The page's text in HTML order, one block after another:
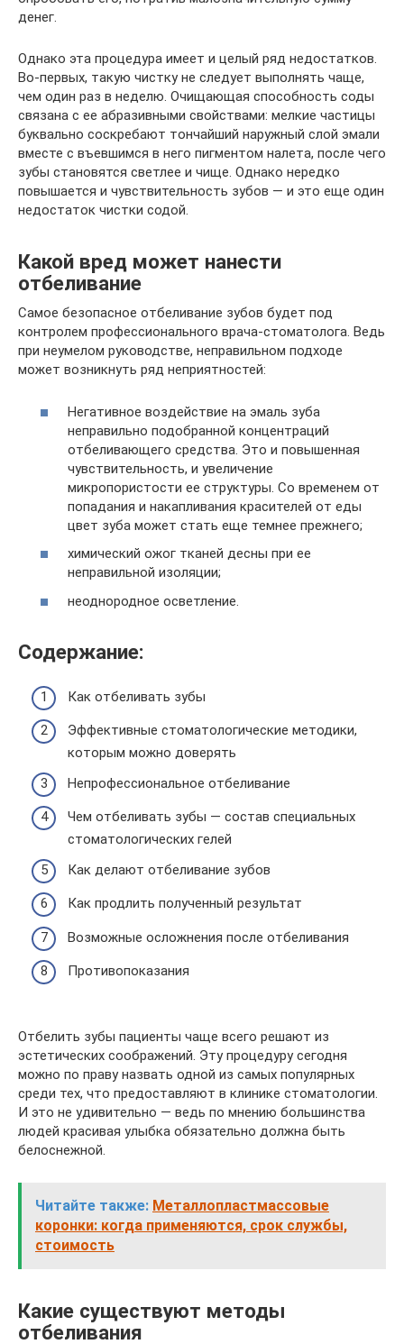
денег.
Однако эта процедура имеет и целый ряд недостатков.
Во-первых, такую чистку не следует выполнять чаще,
чем один раз в неделю. Очищающая способность соды
связана с ее абразивными свойствами: мелкие частицы
буквально соскребают тончайший наружный слой эмали
вместе с въевшимся в него пигментом налета, после чего
зубы становятся светлее и чище. Однако нередко
повышается и чувствительность зубов — и это еще один
недостаток чистки содой.
Какой вред может нанести
отбеливание
Самое безопасное отбеливание зубов будет под
контролем профессионального врача-стоматолога. Ведь
при неумелом руководстве, неправильном подходе
может возникнуть ряд неприятностей:
Негативное воздействие на эмаль зуба
неправильно подобранной концентраций
отбеливающего средства. Это и повышенная
чувствительность, и увеличение
микропористости ее структуры. Со временем от
попадания и накапливания красителей от еды
цвет зуба может стать еще темнее прежнего;
химический ожог тканей десны при ее
неправильной изоляции;
неоднородное осветление.
Содержание:
Как отбеливать зубы
Эффективные стоматологические методики,
которым можно доверять
Непрофессиональное отбеливание
Чем отбеливать зубы — состав специальных
стоматологических гелей
Как делают отбеливание зубов
Как продлить полученный результат
Возможные осложнения после отбеливания
Противопоказания
Отбелить зубы пациенты чаще всего решают из
эстетических соображений. Эту процедуру сегодня
можно по праву назвать одной из самых популярных
среди тех, что предоставляют в клинике стоматологии.
И это не удивительно — ведь по мнению большинства
людей красивая улыбка обязательно должна быть
белоснежной.
Читайте также: Металлопластмассовые
коронки: когда применяются, срок службы,
стоимость
Какие существуют методы
отбеливания